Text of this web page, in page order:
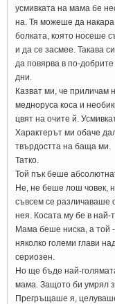
усмивката на мама бе
на. Тя можеше да
болката, която носеше
и да се засмее. Такава
да повярва в по-добрите
дни.
Казват ми, че приличам
медноруса коса и
цвят на очите й.
Характерът ми обаче
твърдостта на баща ми.
Татко.
Той пък беше
Не, не беше лош човек,
съвсем се различаваше
нея. Косата му бе в
Мама беше ниска, а той -
няколко големи глави
сериозен.
Но ще бъде най-
мама. Защото би умрял
Прегръщаше я,